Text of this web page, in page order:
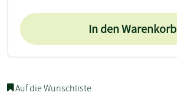
In den Warenkorb
Auf die Wunschliste